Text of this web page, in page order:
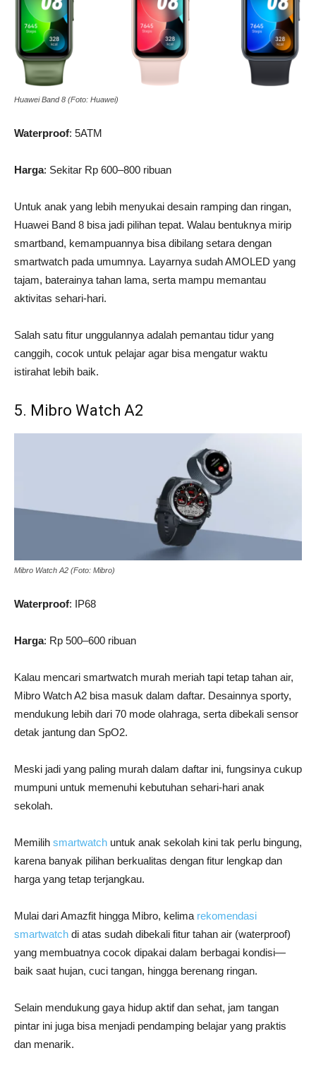
Huawei Band 8 (Foto: Huawei)
Waterproof: 5ATM
Harga: Sekitar Rp 600–800 ribuan
Untuk anak yang lebih menyukai desain ramping dan ringan,
Huawei Band 8 bisa jadi pilihan tepat. Walau bentuknya mirip
smartband, kemampuannya bisa dibilang setara dengan
smartwatch pada umumnya. Layarnya sudah AMOLED yang
tajam, baterainya tahan lama, serta mampu memantau
aktivitas sehari-hari.
Salah satu fitur unggulannya adalah pemantau tidur yang
canggih, cocok untuk pelajar agar bisa mengatur waktu
istirahat lebih baik.
5. Mibro Watch A2
Mibro Watch A2 (Foto: Mibro)
Waterproof: IP68
Harga: Rp 500–600 ribuan
Kalau mencari smartwatch murah meriah tapi tetap tahan air,
Mibro Watch A2 bisa masuk dalam daftar. Desainnya sporty,
mendukung lebih dari 70 mode olahraga, serta dibekali sensor
detak jantung dan SpO2.
Meski jadi yang paling murah dalam daftar ini, fungsinya cukup
mumpuni untuk memenuhi kebutuhan sehari-hari anak
sekolah.
Memilih smartwatch untuk anak sekolah kini tak perlu bingung,
karena banyak pilihan berkualitas dengan fitur lengkap dan
harga yang tetap terjangkau.
Mulai dari Amazfit hingga Mibro, kelima rekomendasi
smartwatch di atas sudah dibekali fitur tahan air (waterproof)
yang membuatnya cocok dipakai dalam berbagai kondisi—
baik saat hujan, cuci tangan, hingga berenang ringan.
Selain mendukung gaya hidup aktif dan sehat, jam tangan
pintar ini juga bisa menjadi pendamping belajar yang praktis
dan menarik.